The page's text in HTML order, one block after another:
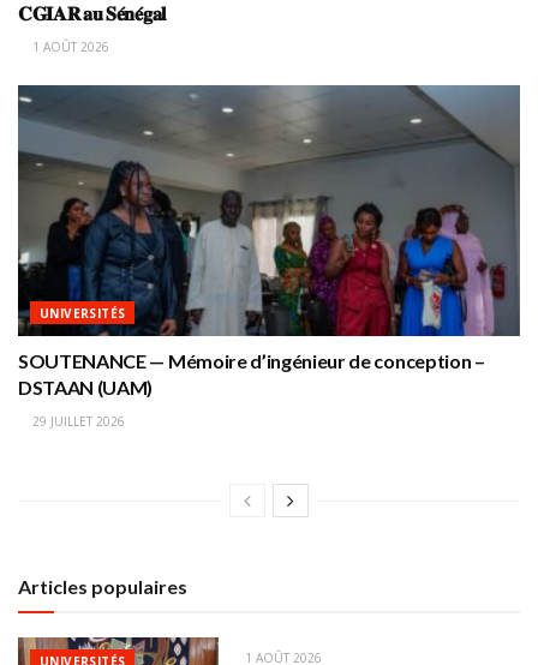
𝐂𝐆𝐈𝐀𝐑 𝐚𝐮 𝐒𝐞́𝐧𝐞́𝐠𝐚𝐥
1 AOÛT 2026
UNIVERSITÉS
SOUTENANCE — Mémoire d’ingénieur de conception –
DSTAAN (UAM)
29 JUILLET 2026
Articles populaires
UNIVERSITÉS 1 AOÛT 2026